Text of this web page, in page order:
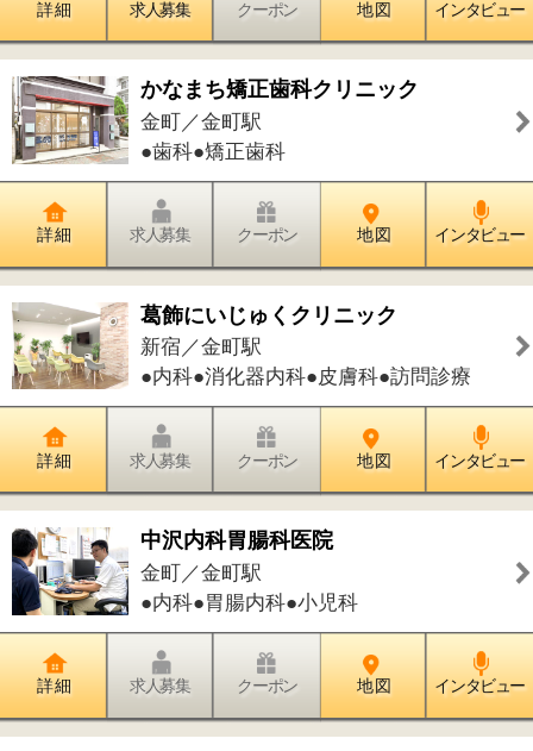
東京下町おなか内視鏡クリニック葛
飾金町院
●内科●内視鏡内科●消化器内科●肛門内
科●健診
件中1～20
<< 1 2 3 >>
このページの先頭へ
表示：PC| モバイル
© 2013 art blue Inc.